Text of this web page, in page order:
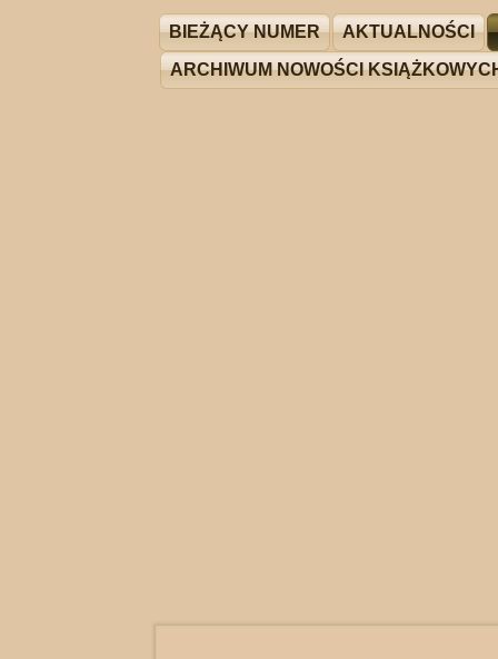
BIEŻĄCY NUMER AKTUALNOŚCI
ARCHIWUM NOWOŚCI